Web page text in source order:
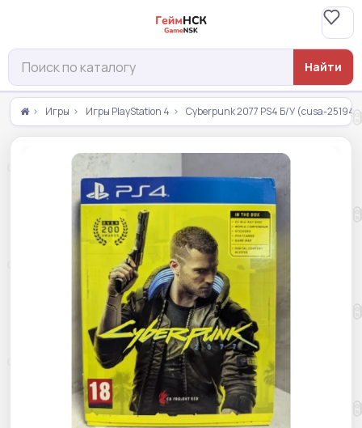
Найти
Игры Игры PlayStation 4 Cyberpunk 2077 PS4 Б/У (cusa-25194)